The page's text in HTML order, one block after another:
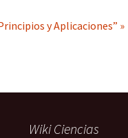
y Aplicaciones” »
Wiki Ciencias